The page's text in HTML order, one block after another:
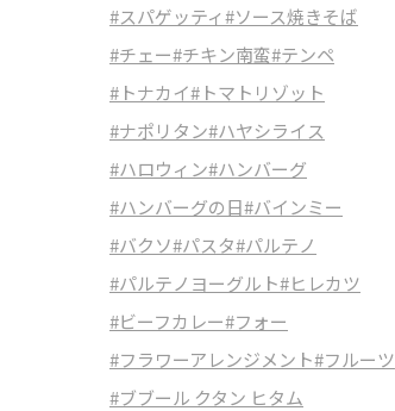
#スパゲッティ#ソース焼きそば
#チェー#チキン南蛮#テンペ
#トナカイ#トマトリゾット
#ナポリタン#ハヤシライス
#ハロウィン#ハンバーグ
#ハンバーグの日#バインミー
#バクソ#パスタ#パルテノ
#パルテノヨーグルト#ヒレカツ
#ビーフカレー#フォー
#フラワーアレンジメント#フルーツ
#ブブール クタン ヒタム